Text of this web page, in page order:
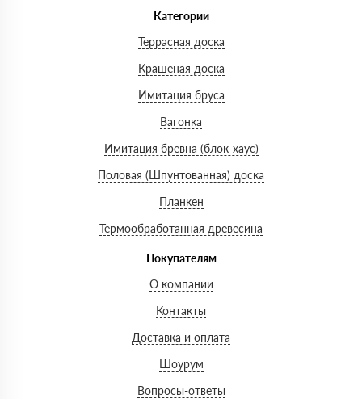
Категории
Террасная доска
Крашеная доска
Имитация бруса
Вагонка
Имитация бревна (блок-хаус)
Половая (Шпунтованная) доска
Планкен
Термообработанная древесина
Покупателям
О компании
Контакты
Доставка и оплата
Шоурум
Вопросы-ответы